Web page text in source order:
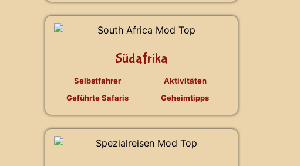
Südafrika
Selbstfahrer
Geführte Safaris
Aktivitäten
Geheimtipps